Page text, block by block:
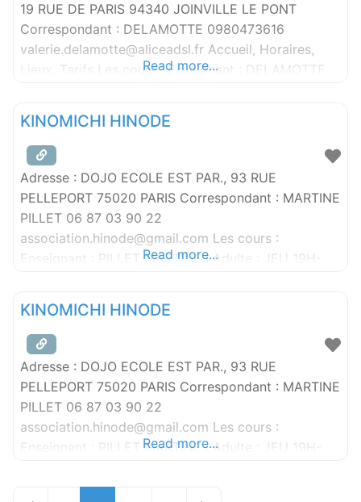
19 RUE DE PARIS 94340 JOINVILLE LE PONT
Correspondant : DELAMOTTE 0980473616
valerie.delamotte@aliceadsl.fr Accueil, Horaires,
Lieux, Tarifs Les cours : Enseignant : DELAMOTTE
Read more...
KINOMICHI HINODE
Adresse : DOJO ECOLE EST PAR., 93 RUE
PELLEPORT 75020 PARIS Correspondant : MARTINE
PILLET 06 87 03 90 22
association.hinode@gmail.com Les cours :
Enseignant : PILLET MARTINE : Adulte : JEU 19H-
Read more...
KINOMICHI HINODE
Adresse : DOJO ECOLE EST PAR., 93 RUE
PELLEPORT 75020 PARIS Correspondant : MARTINE
PILLET 06 87 03 90 22
association.hinode@gmail.com Les cours :
Enseignant : PILLET MARTINE : Adulte : JEU 19H-
Read more...